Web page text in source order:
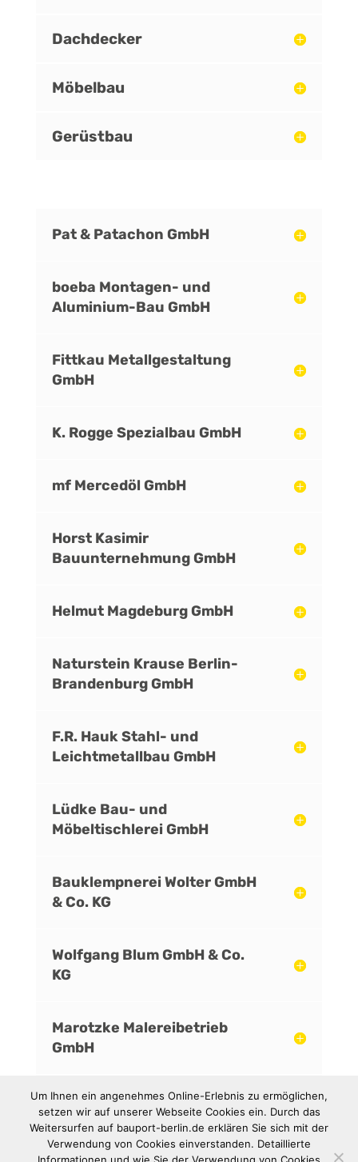
Dachdecker
Möbelbau
Gerüstbau
Pat & Patachon GmbH
boeba Montagen- und
Aluminium-Bau GmbH
Fittkau Metallgestaltung
GmbH
K. Rogge Spezialbau GmbH
mf Mercedöl GmbH
Horst Kasimir
Bauunternehmung GmbH
Helmut Magdeburg GmbH
Naturstein Krause Berlin-
Brandenburg GmbH
F.R. Hauk Stahl- und
Leichtmetallbau GmbH
Lüdke Bau- und
Möbeltischlerei GmbH
Bauklempnerei Wolter GmbH
& Co. KG
Wolfgang Blum GmbH & Co.
KG
Marotzke Malereibetrieb
GmbH
Gerüstbau Tisch GmbH
Um Ihnen ein angenehmes Online-Erlebnis zu ermöglichen,
setzen wir auf unserer Webseite Cookies ein. Durch das
Weitersurfen auf bauport-berlin.de erklären Sie sich mit der
Verwendung von Cookies einverstanden. Detaillierte